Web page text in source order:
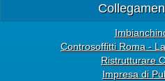
Controsoffitti Roma -
Ristrutturare
Impresa di